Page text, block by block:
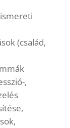
(család,
,